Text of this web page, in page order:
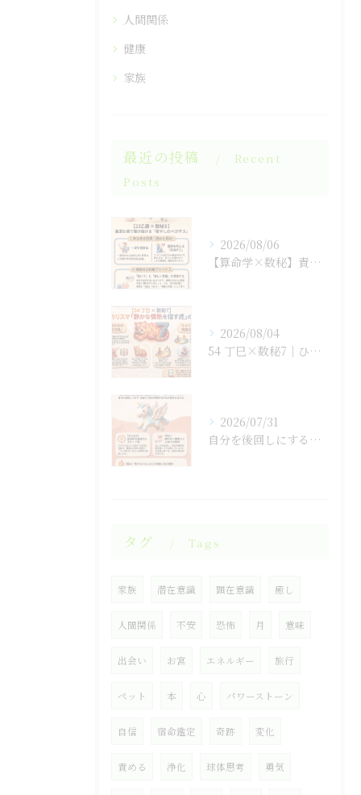
人間関係
健康
家族
最近の投稿
Recent
Posts
2026/08/06
【算命学×数秘】責任感に潰されそうな「孤高の王」のあなたへ
2026/08/04
54 丁巳×数秘7｜ひとりで抱え込まない生き方
2026/07/31
自分を後回しにするのをやめると人生が変わる！
タグ Tags
家族 潜在意識 顕在意識 癒し
人間関係 不安 恐怖 月 意味
出会い お宮 エネルギー 旅行
ペット 本 心 パワーストーン
自信 宿命鑑定 奇跡 変化
責める 浄化 球体思考 勇気